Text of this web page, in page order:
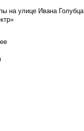
на улице Ивана Голубца